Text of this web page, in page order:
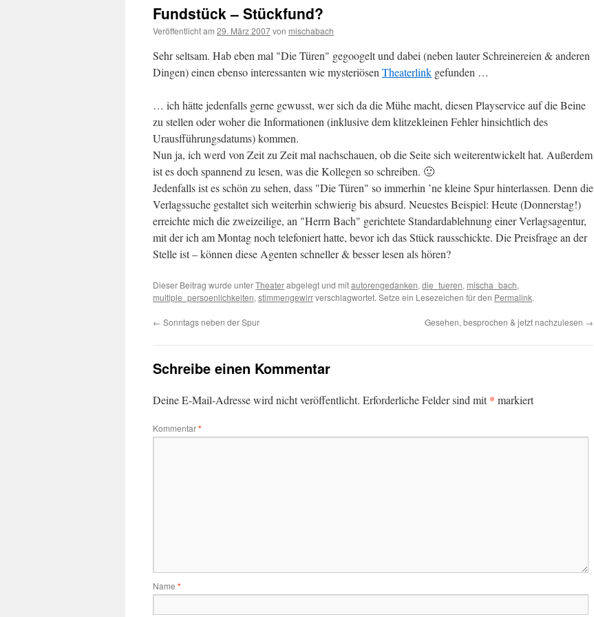
Fundstück – Stückfund?
Veröffentlicht am 29. März 2007von mischabach
Sehr seltsam. Hab eben mal "Die Türen" gegoogelt und dabei (neben lauter Schreinereien & anderen
Dingen) einen ebenso interessanten wie mysteriösen Theaterlink gefunden …
… ich hätte jedenfalls gerne gewusst, wer sich da die Mühe macht, diesen Playservice auf die Beine
zu stellen oder woher die Informationen (inklusive dem klitzekleinen Fehler hinsichtlich des
Urausfführungsdatums) kommen.
Nun ja, ich werd von Zeit zu Zeit mal nachschauen, ob die Seite sich weiterentwickelt hat. Außerdem
ist es doch spannend zu lesen, was die Kollegen so schreiben. 🙂
Jedenfalls ist es schön zu sehen, dass "Die Türen" so immerhin ’ne kleine Spur hinterlassen. Denn die
Verlagssuche gestaltet sich weiterhin schwierig bis absurd. Neuestes Beispiel: Heute (Donnerstag!)
erreichte mich die zweizeilige, an "Herrn Bach" gerichtete Standardablehnung einer Verlagsagentur,
mit der ich am Montag noch telefoniert hatte, bevor ich das Stück rausschickte. Die Preisfrage an der
Stelle ist – können diese Agenten schneller & besser lesen als hören?
Dieser Beitrag wurde unterTheaterabgelegt und mitautorengedanken, die_tueren, mischa_bach,
multiple_persoenlichkeiten, stimmengewirrverschlagwortet. Setze ein Lesezeichen für den Permalink.
← Sonntags neben der Spur Gesehen, besprochen & jetzt nachzulesen →
Schreibe einen Kommentar
Deine E-Mail-Adresse wird nicht veröffentlicht. Erforderliche Felder sind mit* markiert
Kommentar*
Name *